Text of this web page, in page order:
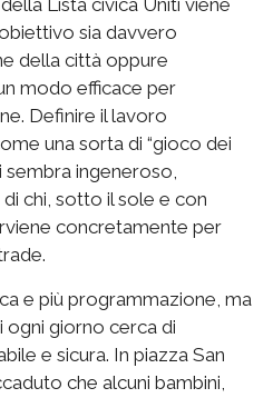
Lista civica Uniti viene
sia davvero
della città oppure
modo efficace per
Definire il lavoro
una sorta di “gioco dei
sembra ingeneroso,
chi, sotto il sole e con
concretamente per
e più programmazione, ma
ogni giorno cerca di
e sicura. In piazza San
che alcuni bambini,